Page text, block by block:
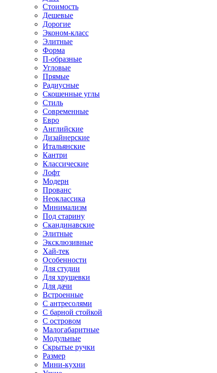
Стоимость
Дешевые
Дорогие
Эконом-класс
Элитные
Форма
П-образные
Угловые
Прямые
Радиусные
Скошенные углы
Стиль
Современные
Евро
Английские
Дизайнерские
Итальянские
Кантри
Классические
Лофт
Модерн
Прованс
Неоклассика
Минимализм
Под старину
Скандинавские
Элитные
Эксклюзивные
Хай-тек
Особенности
Для студии
Для хрущевки
Для дачи
Встроенные
С антресолями
С барной стойкой
С островом
Малогабаритные
Модульные
Скрытые ручки
Размер
Мини-кухни